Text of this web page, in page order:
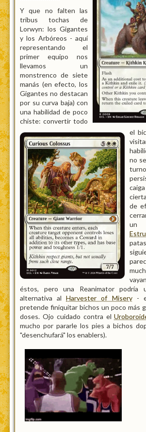
Y que no falten las
tribus tochas de
Lorwyn: los Gigantes
y los Arbóreos - aquí
representando el
primer equipo nos
llevamos un
monstrenco de siete
manás (en efecto, los
Gigantes no destacan
por su curva baja) con
una habilidad de poco
chiste: convertir todo
el
no
de
éstos, pero una Reanimator podría
alternativa alHarvester of Misery-
pretende finiquitar bichos un poco más
doses. Ojo cuidado contra el
mucho por pararle los pies a bichos
"desenchufará" los enablers).